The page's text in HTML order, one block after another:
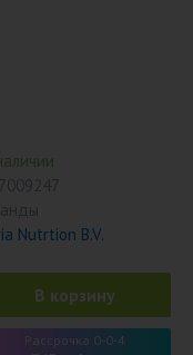
Nutrtion B.V.
В корзину
Рассрочка 0-0-4